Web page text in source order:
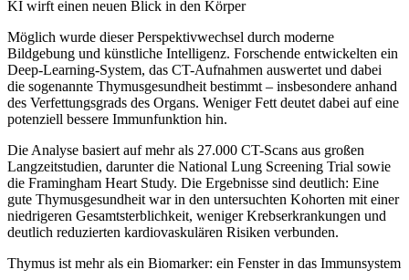
KI wirft einen neuen Blick in den Körper
Möglich wurde dieser Perspektivwechsel durch moderne
Bildgebung und künstliche Intelligenz. Forschende entwickelten ein
Deep-Learning-System, das CT-Aufnahmen auswertet und dabei
die sogenannte Thymusgesundheit bestimmt – insbesondere anhand
des Verfettungsgrads des Organs. Weniger Fett deutet dabei auf eine
potenziell bessere Immunfunktion hin.
Die Analyse basiert auf mehr als 27.000 CT-Scans aus großen
Langzeitstudien, darunter die National Lung Screening Trial sowie
die Framingham Heart Study. Die Ergebnisse sind deutlich: Eine
gute Thymusgesundheit war in den untersuchten Kohorten mit einer
niedrigeren Gesamtsterblichkeit, weniger Krebserkrankungen und
deutlich reduzierten kardiovaskulären Risiken verbunden.
Thymus ist mehr als ein Biomarker: ein Fenster in das Immunsystem